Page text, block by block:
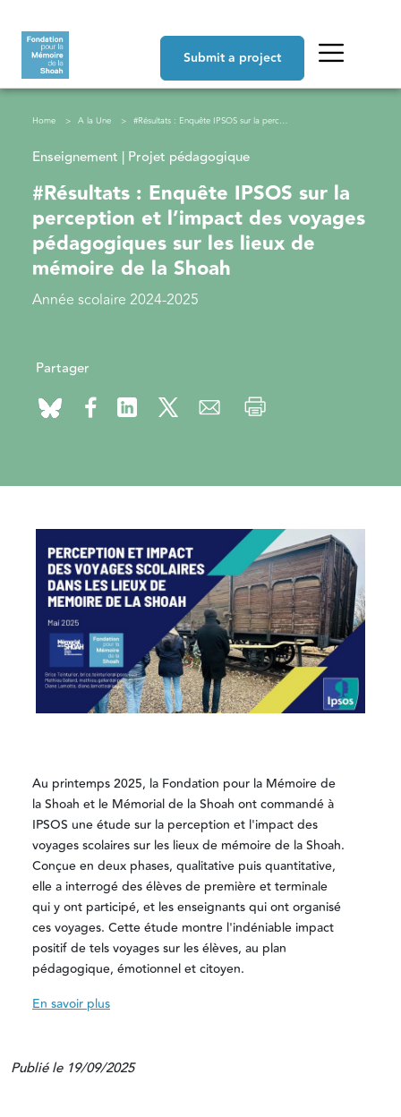
Submit a project
Breadcrumb
Home A la Une #Résultats : Enquête IPSOS sur la perception et l’impact des voyages pédagogiques sur les lieux de mémoire de la Shoah
Enseignement | Projet pédagogique
#Résultats : Enquête IPSOS sur la
perception et l’impact des voyages
pédagogiques sur les lieux de
mémoire de la Shoah
Année scolaire 2024-2025
Partager
Au printemps 2025, la Fondation pour la Mémoire de
la Shoah et le Mémorial de la Shoah ont commandé à
IPSOS une étude sur la perception et l'impact des
voyages scolaires sur les lieux de mémoire de la Shoah.
Conçue en deux phases, qualitative puis quantitative,
elle a interrogé des élèves de première et terminale
qui y ont participé, et les enseignants qui ont organisé
ces voyages. Cette étude montre l'indéniable impact
positif de tels voyages sur les élèves, au plan
pédagogique, émotionnel et citoyen.
En savoir plus
Publié le 19/09/2025